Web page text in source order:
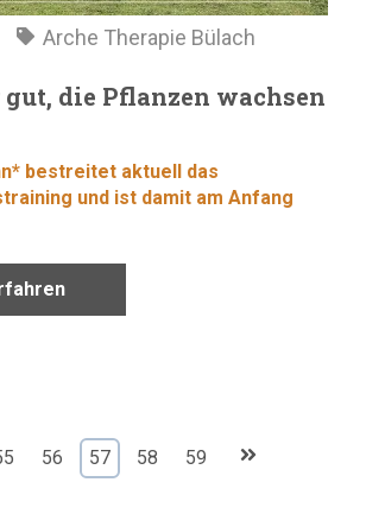
Arche Therapie Bülach
gut, die Pflanzen wachsen
bestreitet aktuell das
und ist damit am Anfang
56 57 58 59